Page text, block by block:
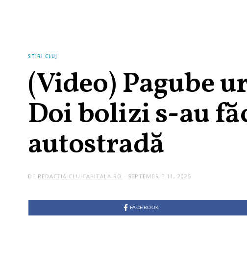
STIRI CLUJ
(Video) Pagube
Doi bolizi s-au
autostradă
DE REDACȚIA CLUJCAPITALA.RO SEPTEMBRIE 11, 2025
FACEBOOK